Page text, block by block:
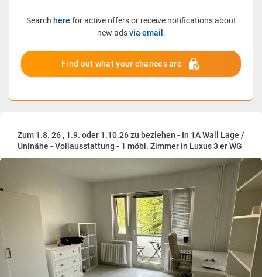
Search here for active offers or receive notifications about
new adsvia email .
Find out what your chances are
Zum 1.8. 26 , 1.9. oder 1.10.26 zu beziehen - In 1A Wall Lage /
Uninähe - Vollausstattung - 1 möbl. Zimmer in Luxus 3 er WG